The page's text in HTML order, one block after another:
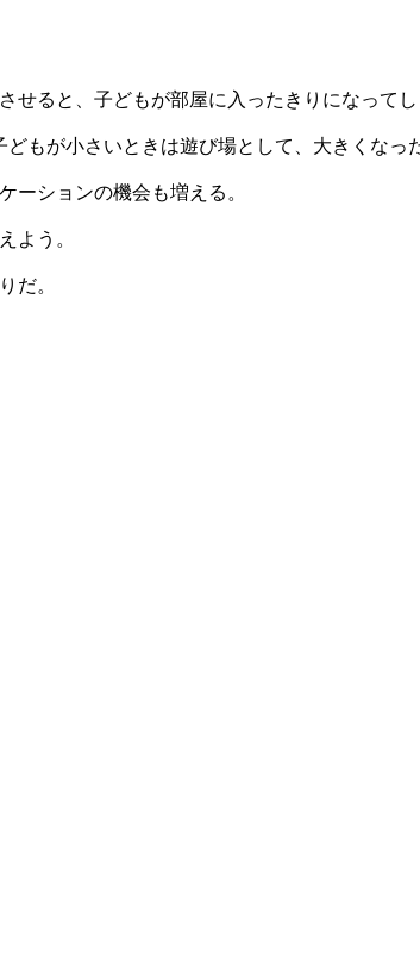
ると、子どもが部屋に入ったきりになってし
もが小さいときは遊び場として、大きくなっ
ーションの機会も増える。
よう。
だ。